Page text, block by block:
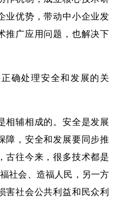
业优势，带动中小企业发
推广应用问题，也解决下
处理安全和发展的关
辅相成的。安全是发展
障，安全和发展要同步推
古往今来，很多技术都是
社会、造福人民，另一方
害社会公共利益和民众利